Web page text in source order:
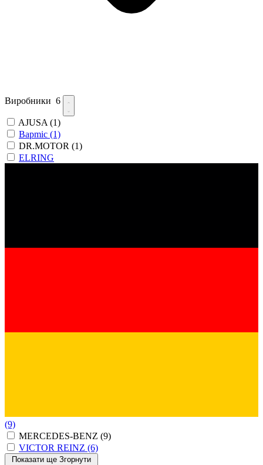
Виробники 6
AJUSA (1)
Bapmic (1)
DR.MOTOR (1)
ELRING
(9)
MERCEDES-BENZ (9)
VICTOR REINZ (6)
Показати ще Згорнути